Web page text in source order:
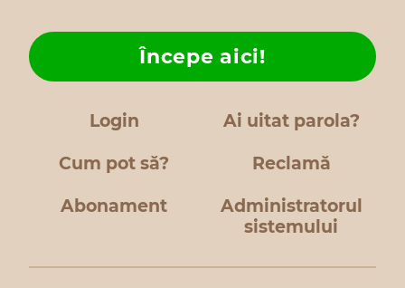
Login Ai uitat parola?
Cum pot să?
Începe aici!
Reclamă
Abonament
Administratorul
sistemului